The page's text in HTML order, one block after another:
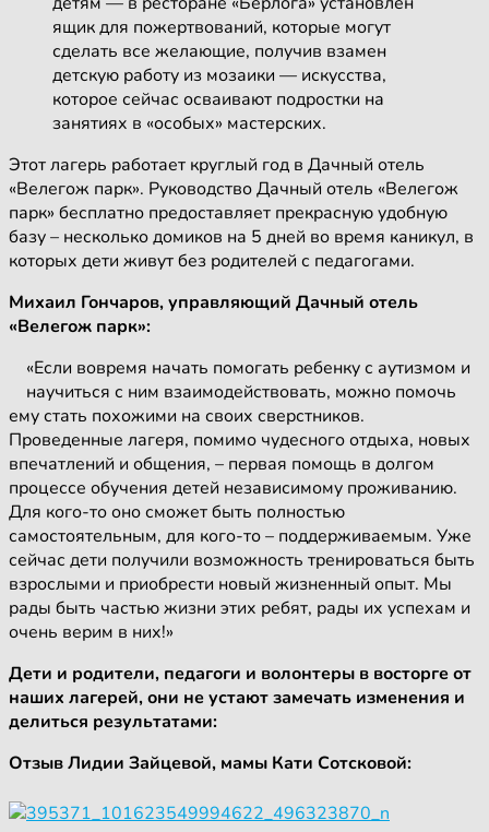
ящик для пожертвований, которые могут
сделать все желающие, получив взамен
детскую работу из мозаики — искусства,
которое сейчас осваивают подростки на
занятиях в «особых» мастерских.
Этот лагерь работает круглый год в Дачный отель
«Велегож парк». Руководство Дачный отель «Велегож
парк» бесплатно предоставляет прекрасную удобную
базу – несколько домиков на 5 дней во время каникул, в
которых дети живут без родителей с педагогами.
Михаил Гончаров, управляющий Дачный отель
«Велегож парк»:
«Если вовремя начать помогать ребенку с аутизмом и
научиться с ним взаимодействовать, можно помочь
ему стать похожими на своих сверстников.
Проведенные лагеря, помимо чудесного отдыха, новых
впечатлений и общения, – первая помощь в долгом
процессе обучения детей независимому проживанию.
Для кого-то оно сможет быть полностью
самостоятельным, для кого-то – поддерживаемым. Уже
сейчас дети получили возможность тренироваться быть
взрослыми и приобрести новый жизненный опыт. Мы
рады быть частью жизни этих ребят, рады их успехам и
очень верим в них!»
Дети и родители, педагоги и волонтеры в восторге от
наших лагерей, они не устают замечать изменения и
делиться результатами:
Отзыв Лидии Зайцевой, мамы Кати Сотсковой: